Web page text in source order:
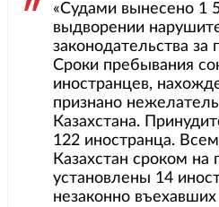
«Судами вынесено 1
выдворении
законодательства
Сроки пребывания
иностранцев,
признано
Казахстана.
122 иностранца.
Казахстан сроком на
установлены 14
незаконно